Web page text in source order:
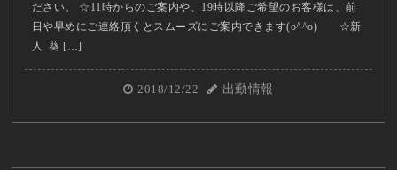
ださい。 ☆11時からのご案内や、19時以降ご希望のお客様は、前
日や早めにご連絡頂くとスムーズにご案内できます(o^^o) ☆新
人 葵 […]
2018/12/22 出勤情報